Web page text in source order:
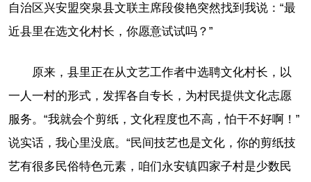
自治区兴安盟突泉县文联主席段俊艳突然找到我说：“最
近县里在选文化村长，你愿意试试吗？”
原来，县里正在从文艺工作者中选聘文化村长，以
一人一村的形式，发挥各自专长，为村民提供文化志愿
服务。“我就会个剪纸，文化程度也不高，怕干不好啊！”
说实话，我心里没底。“民间技艺也是文化，你的剪纸技
艺有很多民俗特色元素，咱们永安镇四家子村是少数民